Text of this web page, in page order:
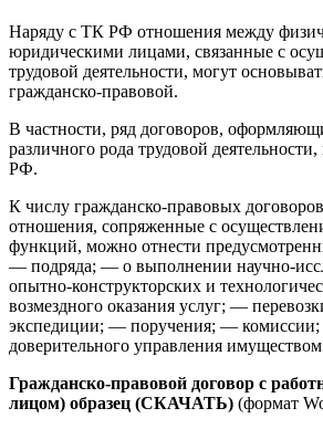
Наряду с ТК РФ отношения между
юридическими лицами, связанные с
трудовой деятельности, могут
гражданско-правовой.
В частности, ряд договоров,
различного рода трудовой
РФ.
К числу гражданско-правовых
отношения, сопряженные с
функций, можно отнести
— подряда; — о выполнении научно-
опытно-конструкторских и
возмездного оказания услуг; —
экспедиции; — поручения; —
доверительного управления
Гражданско-правовой договор с
лицом) образец (СКАЧАТЬ) (формат